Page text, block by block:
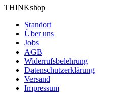
THINKshop
Standort
Über uns
Jobs
AGB
Widerrufsbelehrung
Datenschutzerklärung
Versand
Impressum